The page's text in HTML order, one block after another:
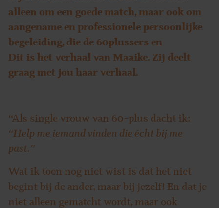
alleen om een goede match, maar ook om
aangename en professionele persoonlijke
begeleiding, die de 60plussers en
Dit is het verhaal van Maaike. Zij deelt
graag met jou haar verhaal.
“Als single vrouw van 60-plus dacht ik:
“Help me iemand vinden die écht bij me
past.”
Wat ik toen nog niet wist is dat het niet
begint bij de ander, maar bij jezelf! En dat je
niet alleen gematcht wordt, maar ook